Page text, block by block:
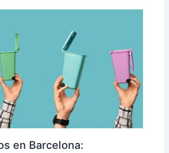
en Barcelona: